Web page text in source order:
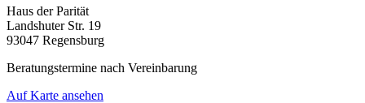
Haus der Parität
Landshuter Str. 19
93047 Regensburg
Beratungstermine nach Vereinbarung
Auf Karte ansehen